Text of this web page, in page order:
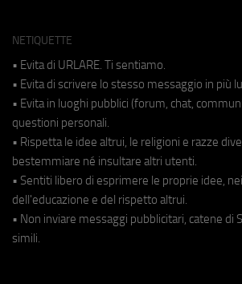
NETIQUETTE
• Evita di URLARE. Ti sentiamo.
• Evita di scrivere lo stesso messaggio in più
• Evita in luoghi pubblici (forum, chat,
questioni personali.
• Rispetta le idee altrui, le religioni e razze
bestemmiare né insultare altri utenti.
• Sentiti libero di esprimere le proprie idee,
dell'educazione e del rispetto altrui.
• Non inviare messaggi pubblicitari, catene di
simili.